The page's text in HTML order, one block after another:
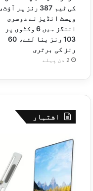
کی ٹیم 387 رنز پر آؤٹ،
ویسٹ انڈیز نے دوسری
اننگز میں 6 وکٹوں پر
103 رنز بنا لئے، 60
رنز کی برتری
2 دن پہلے
اشتہار